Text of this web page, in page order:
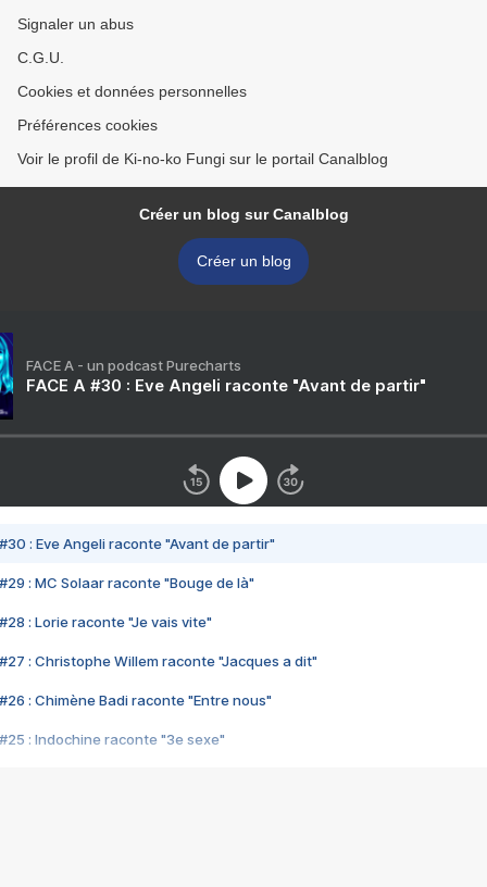
Signaler un abus
C.G.U.
Cookies et données personnelles
Préférences cookies
Voir le profil de Ki-no-ko Fungi sur le portail Canalblog
Créer un blog sur Canalblog
Créer un blog
FACE A - un podcast Purecharts
FACE A #30 : Eve Angeli raconte "Avant de partir"
#30 : Eve Angeli raconte "Avant de partir"
#29 : MC Solaar raconte "Bouge de là"
#28 : Lorie raconte "Je vais vite"
#27 : Christophe Willem raconte "Jacques a dit"
#26 : Chimène Badi raconte "Entre nous"
#25 : Indochine raconte "3e sexe"